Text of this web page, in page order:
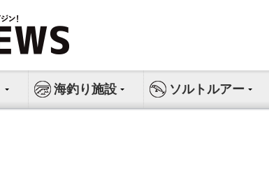
海釣り施設 ソルトルアー